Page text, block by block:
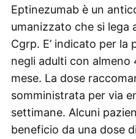
Eptinezumab è un
umanizzato che si lega
Cgrp. E’ indicato per la
negli adulti con almeno
mese. La dose
somministrata per via
settimane. Alcuni
beneficio da una dose